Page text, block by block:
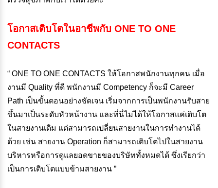
โอกาสเติบโตในอาชีพกับ ONE TO ONE
CONTACTS
“ ONE TO ONE CONTACTS ให้โอกาสพนักงานทุกคน เมื่อ
งานมี Quality ที่ดี พนักงานมี Competency ก็จะมี Career
Path เป็นขั้นตอนอย่างชัดเจน เริ่มจากการเป็นพนักงานรับสาย
ขึ้นมาเป็นระดับหัวหน้างาน และที่นี่ไม่ได้ให้โอกาสแค่เติบโต
ในสายงานเดิม แต่สามารถเปลี่ยนสายงานในการทำงานได้
ด้วย เช่น สายงาน Operation ก็สามารถเติบโตไปในสายงาน
บริหารหรือการดูแลยอดขายของบริษัททั้งหมดได้ ซึ่งเรียกว่า
เป็นการเติบโตแบบข้ามสายงาน ”